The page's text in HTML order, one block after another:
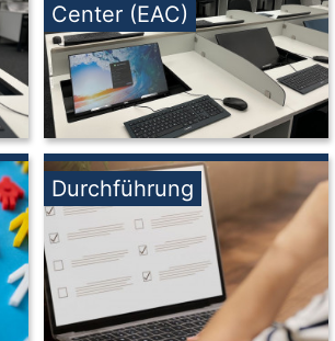
Center (EAC)
Durchführung